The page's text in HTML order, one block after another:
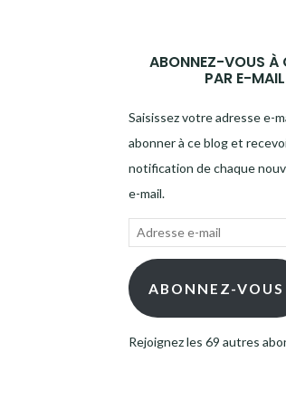
ABONNEZ-VOUS À
PAR E-
Saisissez votre adresse e-
abonner à ce blog et
notification de chaque
e-mail.
Adresse
mail ABONNEZ-VOUS
Rejoignez les 69 autres